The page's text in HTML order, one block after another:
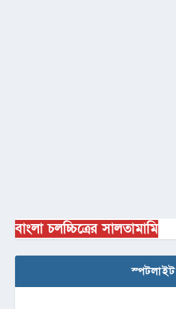
বাংলা চলচ্চিত্রের সালতামামি
স্পটলাইট